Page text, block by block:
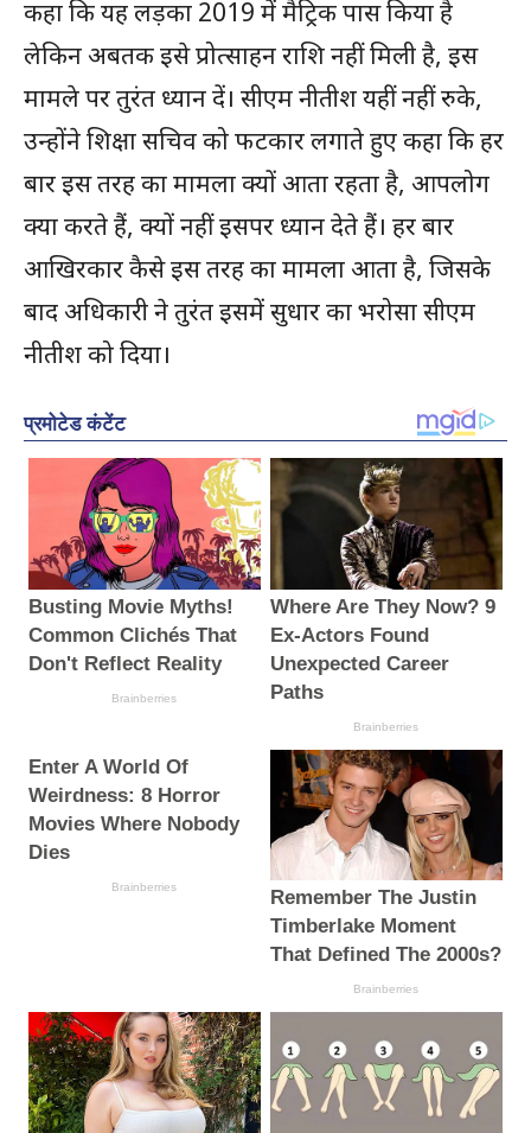
कहा कि यह लड़का 2019 में मैट्रिक पास किया है
लेकिन अबतक इसे प्रोत्साहन राशि नहीं मिली है, इस
मामले पर तुरंत ध्यान दें। सीएम नीतीश यहीं नहीं रुके,
उन्होंने शिक्षा सचिव को फटकार लगाते हुए कहा कि हर
बार इस तरह का मामला क्यों आता रहता है, आपलोग
क्या करते हैं, क्यों नहीं इसपर ध्यान देते हैं। हर बार
आखिरकार कैसे इस तरह का मामला आता है, जिसके
बाद अधिकारी ने तुरंत इसमें सुधार का भरोसा सीएम
नीतीश को दिया।